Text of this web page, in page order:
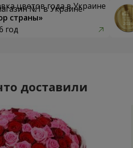
цветов года в Украине
страны»
год
доставили